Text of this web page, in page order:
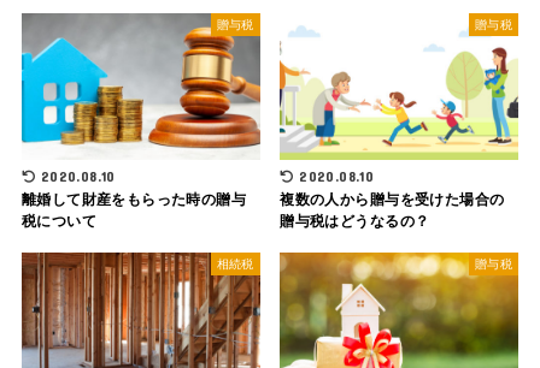
贈与税
2020.08.10
離婚して財産をもらった時の贈与
税について
贈与税
2020.08.10
複数の人から贈与を受けた場合の
贈与税はどうなるの？
相続税 贈与税